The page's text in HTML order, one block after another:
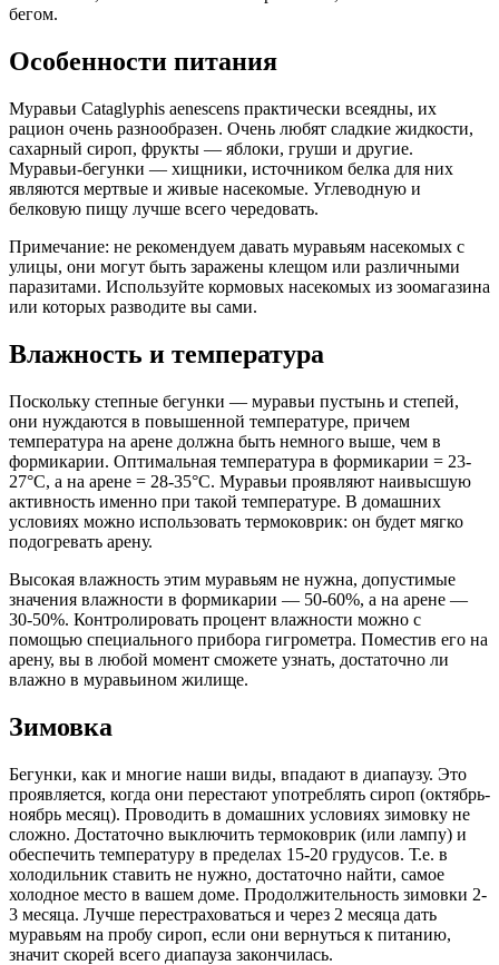
бегом.
Особенности питания
Муравьи Cataglyphis aenescens практически всеядны, их
рацион очень разнообразен. Очень любят сладкие жидкости,
сахарный сироп, фрукты — яблоки, груши и другие.
Муравьи-бегунки — хищники, источником белка для них
являются мертвые и живые насекомые. Углеводную и
белковую пищу лучше всего чередовать.
Примечание: не рекомендуем давать муравьям насекомых с
улицы, они могут быть заражены клещом или различными
паразитами. Используйте кормовых насекомых из зоомагазина
или которых разводите вы сами.
Влажность и температура
Поскольку степные бегунки — муравьи пустынь и степей,
они нуждаются в повышенной температуре, причем
температура на арене должна быть немного выше, чем в
формикарии. Оптимальная температура в формикарии = 23-
27°C, а на арене = 28-35°C. Муравьи проявляют наивысшую
активность именно при такой температуре. В домашних
условиях можно использовать термоковрик: он будет мягко
подогревать арену.
Высокая влажность этим муравьям не нужна, допустимые
значения влажности в формикарии — 50-60%, а на арене —
30-50%. Контролировать процент влажности можно с
помощью специального прибора гигрометра. Поместив его на
арену, вы в любой момент сможете узнать, достаточно ли
влажно в муравьином жилище.
Зимовка
Бегунки, как и многие наши виды, впадают в диапаузу. Это
проявляется, когда они перестают употреблять сироп (октябрь-
ноябрь месяц). Проводить в домашних условиях зимовку не
сложно. Достаточно выключить термоковрик (или лампу) и
обеспечить температуру в пределах 15-20 грудусов. Т.е. в
холодильник ставить не нужно, достаточно найти, самое
холодное место в вашем доме. Продолжительность зимовки 2-
3 месяца. Лучше перестраховаться и через 2 месяца дать
муравьям на пробу сироп, если они вернуться к питанию,
значит скорей всего диапауза закончилась.